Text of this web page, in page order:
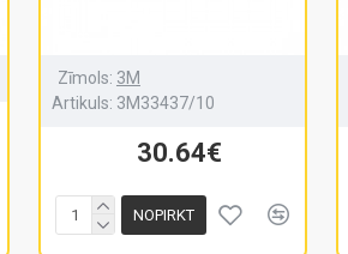
Zīmols: 3M
Artikuls: 3M33437/10
30.64€
NOPIRKT